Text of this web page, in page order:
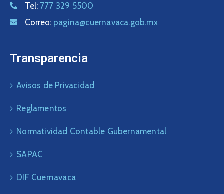
Tel: 777 329 5500
Correo: pagina@cuernavaca.gob.mx
Transparencia
Avisos de Privacidad
Reglamentos
Normatividad Contable Gubernamental
SAPAC
DIF Cuernavaca